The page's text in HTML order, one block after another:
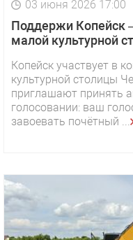
03 июня 2026 17:00
Поддержи Копейск
малой культурной
Копейск участвует в
культурной столицы
приглашают принять
голосовании: ваш
завоевать почётный ...